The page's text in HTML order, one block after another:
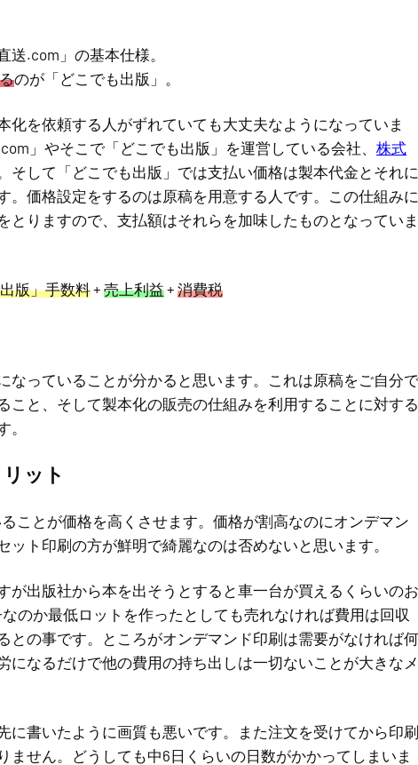
送.com」の基本仕様。
のが「どこでも出版」。
化を依頼する人がずれていても大丈夫なようになっていま
」やそこで「どこでも出版」を運営している会社、 株式
そして「どこでも出版」では支払い価格は製本代金とそれに
。価格設定をするのは原稿を用意する人です。この仕組みに
りますので、支払額はそれらを加味したものとなっていま
版」手数料+ 売上利益+ 消費税
なっていることが分かると思います。これは原稿をご自分で
こと、そして製本化の販売の仕組みを利用することに対する
。
ット
ことが価格を高くさせます。価格が割高なのにオンデマン
ト印刷の方が鮮明で綺麗なのは否めないと思います。
が出版社から本を出そうとすると車一台が買えるくらいのお
のか最低ロットを作ったとしても売れなければ費用は回収
との事です。ところがオンデマンド印刷は需要がなければ何
になるだけで他の費用の持ち出しは一切ないことが大きなメ
に書いたように画質も悪いです。また注文を受けてから印刷
せん。どうしても中6日くらいの日数がかかってしまいま